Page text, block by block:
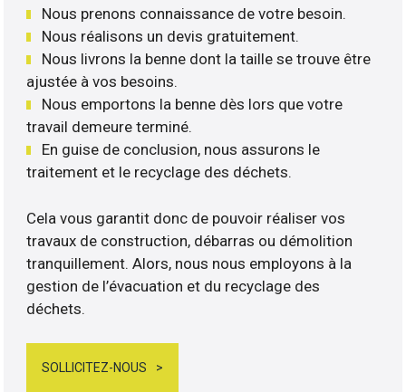
Nous prenons connaissance de votre besoin.
Nous réalisons un devis gratuitement.
Nous livrons la benne dont la taille se trouve être
ajustée à vos besoins.
Nous emportons la benne dès lors que votre
travail demeure terminé.
En guise de conclusion, nous assurons le
traitement et le recyclage des déchets.
Cela vous garantit donc de pouvoir réaliser vos
travaux de construction, débarras ou démolition
tranquillement. Alors, nous nous employons à la
gestion de l’évacuation et du recyclage des
déchets.
SOLLICITEZ-NOUS